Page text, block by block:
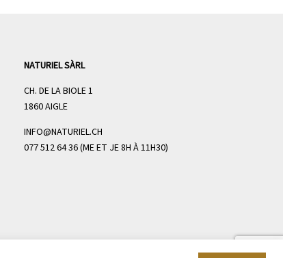
NATURIEL SÀRL
CH. DE LA BIOLE 1
1860 AIGLE
INFO@NATURIEL.CH
077 512 64 36 (ME ET JE 8H À 11H30)